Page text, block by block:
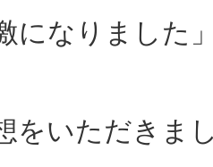
になりました
をいただきま